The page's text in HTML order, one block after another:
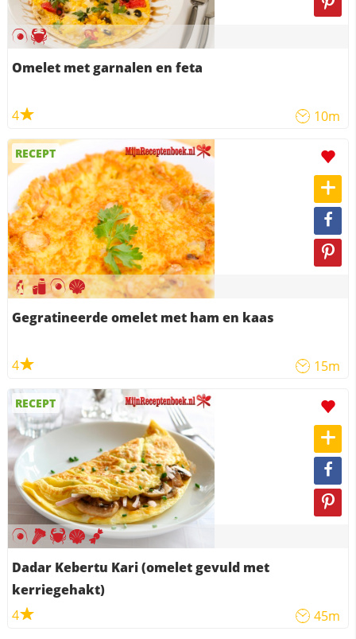
Omelet met garnalen en feta
4 10m
RECEPT
Gegratineerde omelet met ham en kaas
4 15m
RECEPT
Dadar Kebertu Kari (omelet gevuld met
kerriegehakt)
4
45m